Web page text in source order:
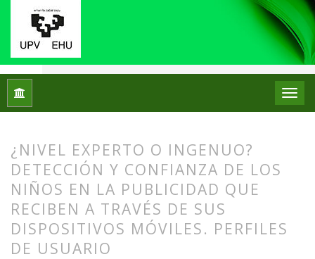
Inicio
¿NIVEL EXPERTO O INGENUO?
DETECCIÓN Y CONFIANZA DE LOS
NIÑOS EN LA PUBLICIDAD QUE
RECIBEN A TRAVÉS DE SUS
DISPOSITIVOS MÓVILES. PERFILES
DE USUARIO